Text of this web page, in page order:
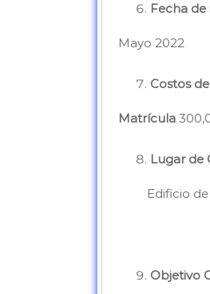
Fecha de
Mayo 2022
Costos
Matrícula
Lugar de
Edificio de
Objetivo